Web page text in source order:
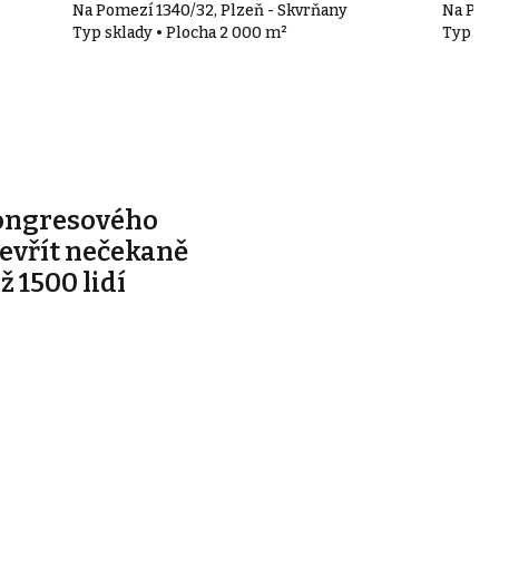
Na Pomezí 1340/32, Plzeň - Skvrňany
Typ sklady • Plocha 2 000 m²
Na
Typ
nečekaně
1500 lidí